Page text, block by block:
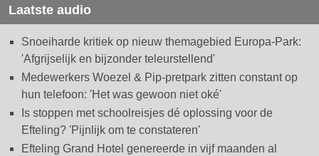
Laatste audio
Snoeiharde kritiek op nieuw themagebied Europa-Park:
'Afgrijselijk en bijzonder teleurstellend'
Medewerkers Woezel & Pip-pretpark zitten constant op
hun telefoon: 'Het was gewoon niet oké'
Is stoppen met schoolreisjes dé oplossing voor de
Efteling? 'Pijnlijk om te constateren'
Efteling Grand Hotel genereerde in vijf maanden al